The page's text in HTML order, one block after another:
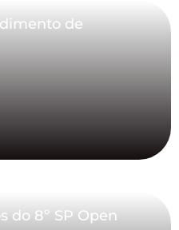
de
do 8º SP Open